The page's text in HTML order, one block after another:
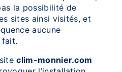
la possibilité de
sites ainsi visités, et
aucune
fait.
siteclim-monnier.com